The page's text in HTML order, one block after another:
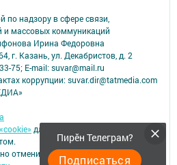
Пирӗн Телеграм?
Подписаться
надзору в сфере связи,
и массовых коммуникаций
Ирина Федоровна
г. Казань, ул. Декабристов, д. 2
75; E-mail: suvar@mail.ru
коррупции: suvar.dir@tatmedia.com
для персонализации сервисов и
отменить в настройках браузера.